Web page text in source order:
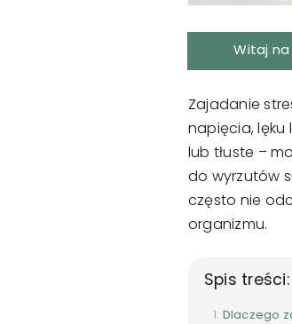
Witaj
Zajadanie
napięcia, lęku
lub tłuste –
do wyrzutów
często nie
organizmu.
Spis treści:
Dlaczego